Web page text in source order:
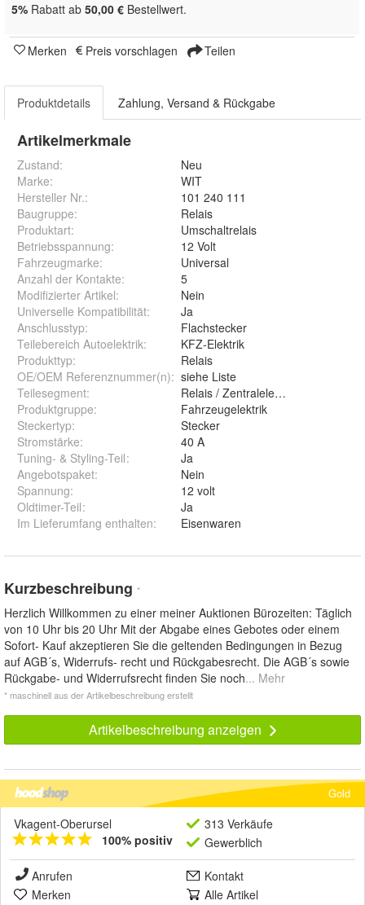
5% Rabatt ab 50,00 € Bestellwert.
Merken Preis vorschlagen Teilen
Produktdetails Zahlung, Versand & Rückgabe
Artikelmerkmale
Zustand:
Neu
Marke:
WIT
Hersteller Nr.:
101 240 111
Baugruppe:
Relais
Produktart:
Umschaltrelais
Betriebsspannung:
12 Volt
Fahrzeugmarke:
Universal
Anzahl der Kontakte:
5
Modifizierter Artikel:
Nein
Universelle Kompatibilität:
Ja
Anschlusstyp:
Flachstecker
Teilebereich Autoelektrik:
KFZ-Elektrik
Produkttyp:
Relais
OE/OEM Referenznummer(n): siehe Liste
Teilesegment:
Relais / Zentralelektrik
Produktgruppe:
Fahrzeugelektrik
Steckertyp:
Stecker
Stromstärke:
40 A
Tuning- & Styling-Teil:
Ja
Angebotspaket:
Nein
Spannung:
12 volt
Oldtimer-Teil:
Ja
Im Lieferumfang enthalten: Eisenwaren
Kurzbeschreibung *
Herzlich Willkommen zu einer meiner Auktionen Bürozeiten: Täglich
von 10 Uhr bis 20 Uhr Mit der Abgabe eines Gebotes oder einem
Sofort- Kauf akzeptieren Sie die geltenden Bedingungen in Bezug
auf AGB´s, Widerrufs- recht und Rückgabesrecht. Die AGB´s sowie
Rückgabe- und Widerrufsrecht finden Sie noch... Mehr
* maschinell aus der Artikelbeschreibung erstellt
Artikelbeschreibung anzeigen
Gold
Vkagent-Oberursel
100% positiv
313 Verkäufe
Gewerblich
Anrufen
Kontakt
Merken
Alle Artikel